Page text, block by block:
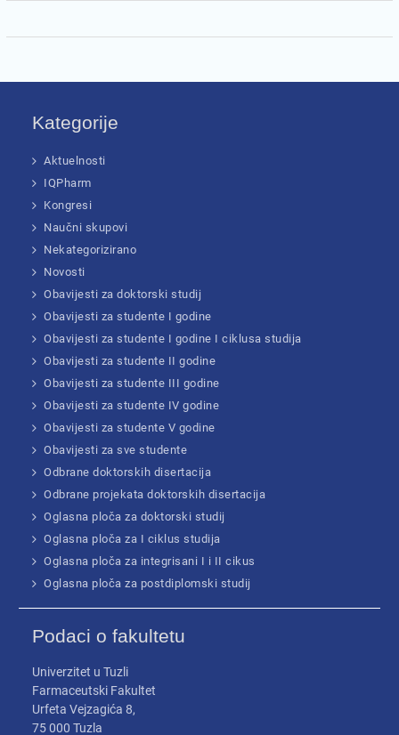
Kategorije
Aktuelnosti
IQPharm
Kongresi
Naučni skupovi
Nekategorizirano
Novosti
Obavijesti za doktorski studij
Obavijesti za studente I godine
Obavijesti za studente I godine I ciklusa studija
Obavijesti za studente II godine
Obavijesti za studente III godine
Obavijesti za studente IV godine
Obavijesti za studente V godine
Obavijesti za sve studente
Odbrane doktorskih disertacija
Odbrane projekata doktorskih disertacija
Oglasna ploča za doktorski studij
Oglasna ploča za I ciklus studija
Oglasna ploča za integrisani I i II cikus
Oglasna ploča za postdiplomski studij
Podaci o fakultetu
Univerzitet u Tuzli
Farmaceutski Fakultet
Urfeta Vejzagića 8,
75 000 Tuzla